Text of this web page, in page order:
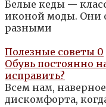
Белые кеды —
иконой моды. Они
разными
Полезные советы 0
Обувь постоянно
исправить?
Всем нам,
дискомфорта,